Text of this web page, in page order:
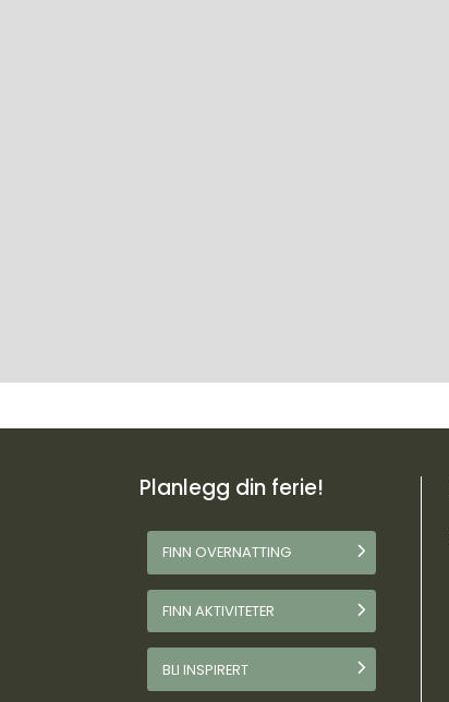
Planlegg din ferie!
FINN OVERNATTING
FINN AKTIVITETER
BLI INSPIRERT